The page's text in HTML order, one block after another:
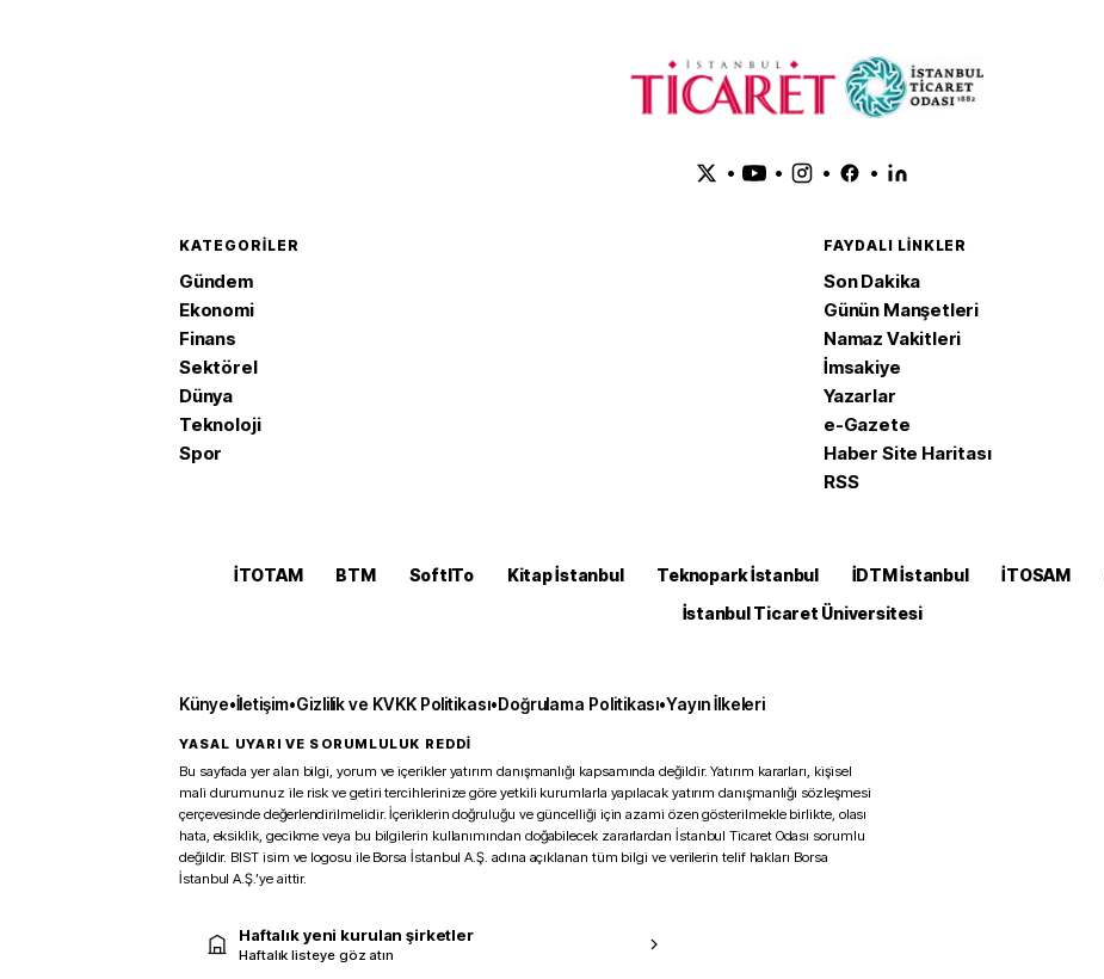
• • • •
KATEGORILER
Gündem
Ekonomi
Finans
Sektörel
Dünya
Teknoloji
Spor
FAYDALI LINKLER
Son Dakika
Günün Manşetleri
Namaz Vakitleri
İmsakiye
Yazarlar
e-Gazete
Haber Site Haritası
RSS
İTOTAM BTM SoftITo Kitap İstanbul Teknopark İstanbul İDTM İstanbul İTOSAM
İstanbul Ticaret Üniversitesi
Künye•İletişim•Gizlilik ve KVKK Politikası•Doğrulama Politikası•Yayın İlkeleri
YASAL UYARI VE SORUMLULUK REDDİ
Bu sayfada yer alan bilgi, yorum ve içerikler yatırım danışmanlığı kapsamında değildir. Yatırım kararları, kişisel
mali durumunuz ile risk ve getiri tercihlerinize göre yetkili kurumlarla yapılacak yatırım danışmanlığı sözleşmesi
çerçevesinde değerlendirilmelidir. İçeriklerin doğruluğu ve güncelliği için azami özen gösterilmekle birlikte, olası
hata, eksiklik, gecikme veya bu bilgilerin kullanımından doğabilecek zararlardan İstanbul Ticaret Odası sorumlu
değildir. BIST isim ve logosu ile Borsa İstanbul A.Ş. adına açıklanan tüm bilgi ve verilerin telif hakları Borsa
İstanbul A.Ş.’ye aittir.
Haftalık yeni kurulan şirketler
Haftalık listeye göz atın